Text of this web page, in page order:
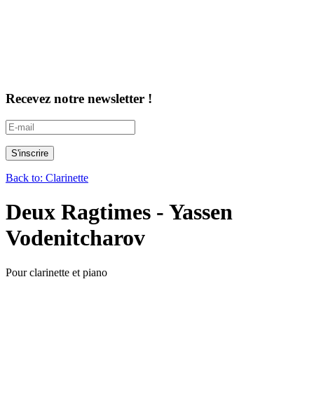
Recevez notre newsletter !
Back to: Clarinette
Deux Ragtimes - Yassen
Vodenitcharov
Pour clarinette et piano